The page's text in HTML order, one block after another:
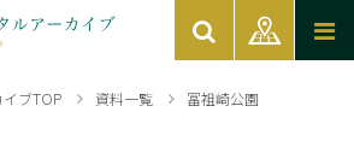
ブTOP 資料一覧 冨祖崎公園